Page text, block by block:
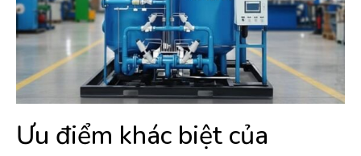
Ưu điểm khác biệt của